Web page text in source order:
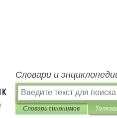
Словари и
Словарь синонимов